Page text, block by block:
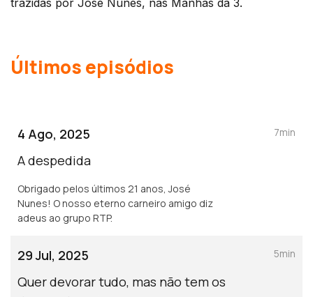
Últimos episódios
4 Ago, 2025
A despedida
Obrigado pelos últimos 21 anos, José
Nunes! O nosso eterno carneiro amigo diz
adeus ao grupo RTP.
7min
29 Jul, 2025
Quer devorar tudo, mas não tem os
5min